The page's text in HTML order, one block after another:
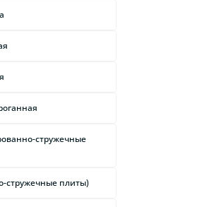
стружечные
стружечные плиты)